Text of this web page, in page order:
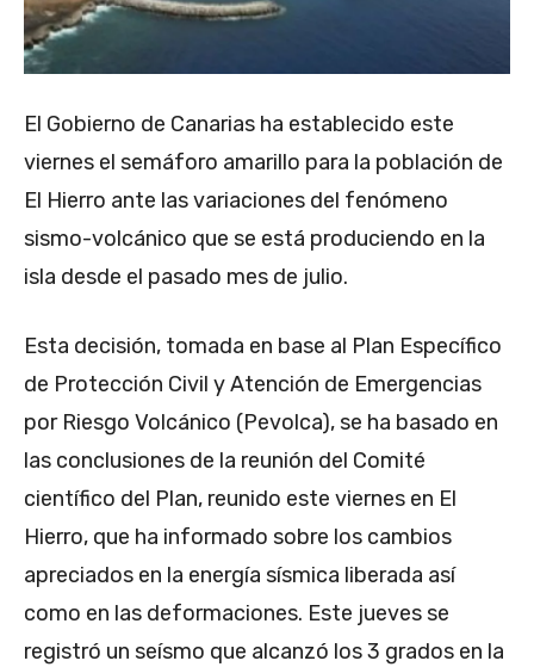
El Gobierno de Canarias ha establecido este
viernes el semáforo amarillo para la población de
El Hierro ante las variaciones del fenómeno
sismo-volcánico que se está produciendo en la
isla desde el pasado mes de julio.
Esta decisión, tomada en base al Plan Específico
de Protección Civil y Atención de Emergencias
por Riesgo Volcánico (Pevolca), se ha basado en
las conclusiones de la reunión del Comité
científico del Plan, reunido este viernes en El
Hierro, que ha informado sobre los cambios
apreciados en la energía sísmica liberada así
como en las deformaciones. Este jueves se
registró un seísmo que alcanzó los 3 grados en la